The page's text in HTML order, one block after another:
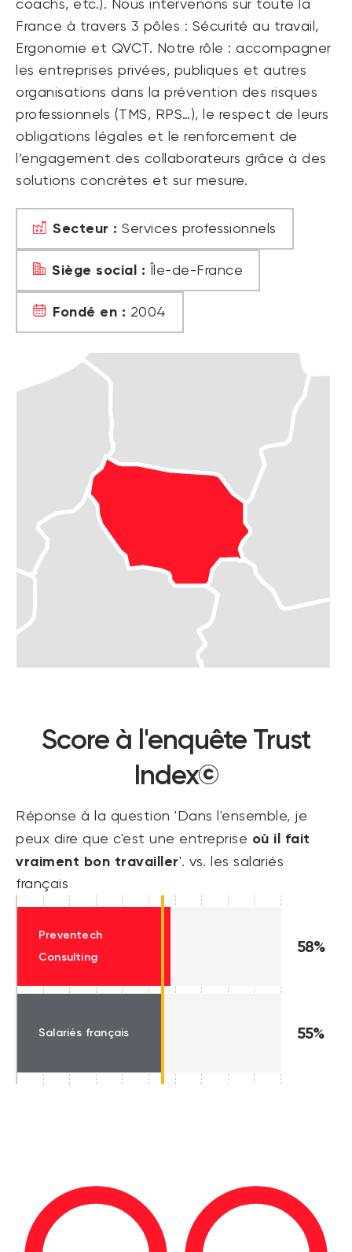
coachs, etc.). Nous intervenons sur toute la
France à travers 3 pôles : Sécurité au travail,
Ergonomie et QVCT. Notre rôle : accompagner
les entreprises privées, publiques et autres
organisations dans la prévention des risques
professionnels (TMS, RPS…), le respect de leurs
obligations légales et le renforcement de
l’engagement des collaborateurs grâce à des
solutions concrètes et sur mesure.
Secteur : Services professionnels
Siège social : Île-de-France
Fondé en : 2004
Score à l'enquête Trust
Index©
Réponse à la question 'Dans l'ensemble, je
peux dire que c'est une entreprise où il fait
vraiment bon travailler'. vs. les salariés
français
Preventech
Consulting
58%
Salariés français 55%